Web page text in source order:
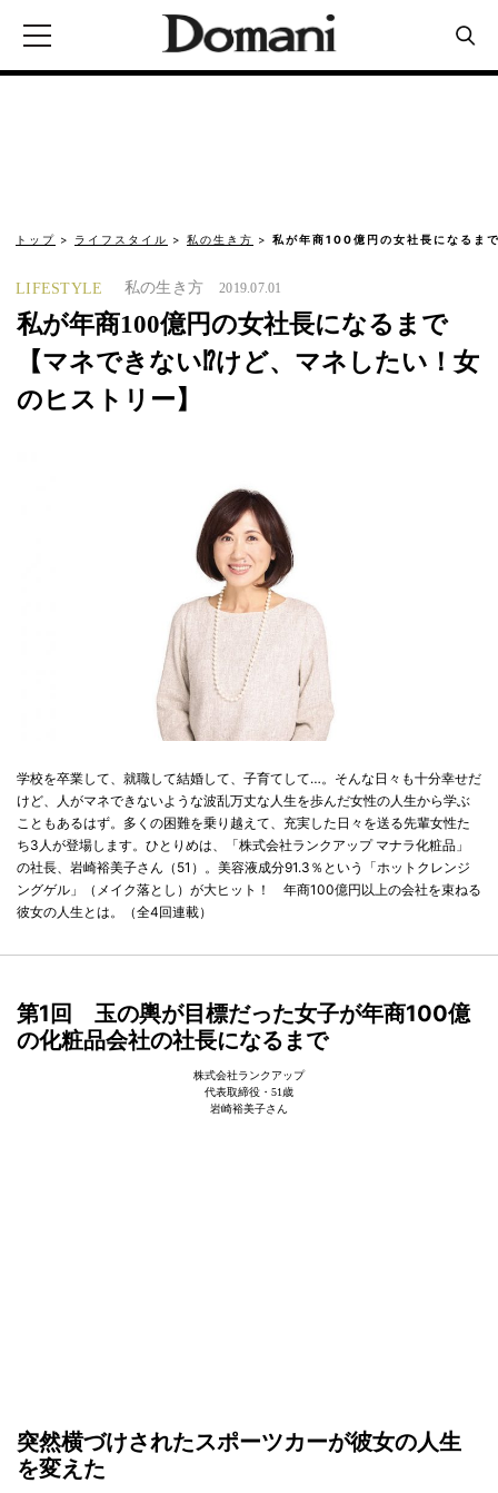
トップ ライフスタイル 私の生き方 私が年商100億円の女社長になるま
LIFESTYLE 私の生き方 2019.07.01
私が年商100億円の女社長になるまで
【マネできない⁉けど、マネしたい！女
のヒストリー】
学校を卒業して、就職して結婚して、子育てして…。そんな日々も十分幸せだ
けど、人がマネできないような波乱万丈な人生を歩んだ女性の人生から学ぶ
こともあるはず。多くの困難を乗り越えて、充実した日々を送る先輩女性た
ち3人が登場します。ひとりめは、「株式会社ランクアップ マナラ化粧品」
の社長、岩崎裕美子さん（51）。美容液成分91.3％という「ホットクレンジ
ングゲル」（メイク落とし）が大ヒット！ 年商100億円以上の会社を束ねる
彼女の人生とは。（全4回連載）
第1回 玉の輿が目標だった女子が年商100億
の化粧品会社の社長になるまで
株式会社ランクアップ
代表取締役・51歳
岩崎裕美子さん
突然横づけされたスポーツカーが彼女の人生
を変えた